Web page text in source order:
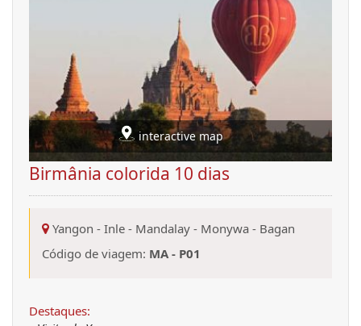
interactive map
Birmânia colorida 10 dias
Yangon - Inle - Mandalay - Monywa - Bagan
Código de viagem: MA - P01
Destaques: